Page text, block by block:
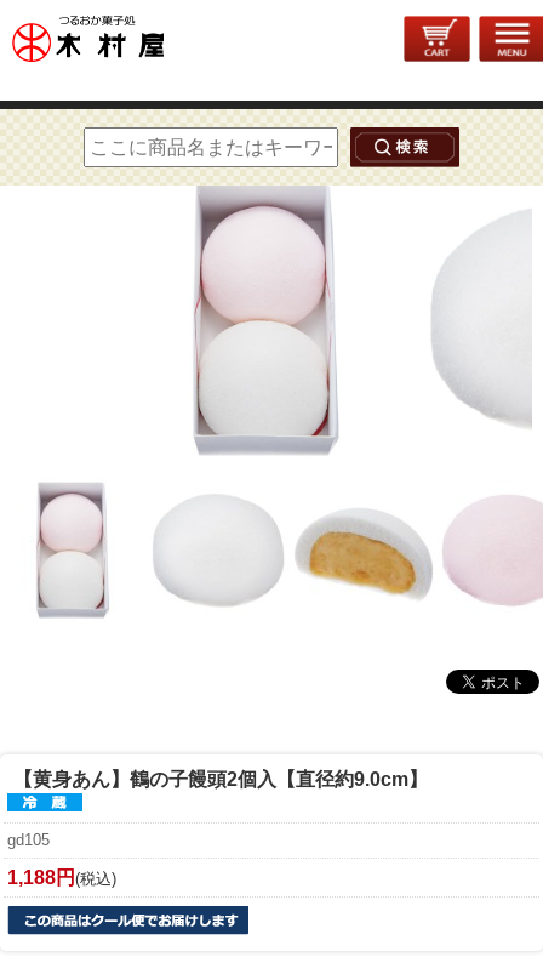
トップページ>和菓子>鶴の子饅頭> 鶴の子饅頭2個入【直径約9.0cm】
【黄身あん】 鶴の子饅頭2個入【直径約9.0cm】
gd105
1,188円 (税込)